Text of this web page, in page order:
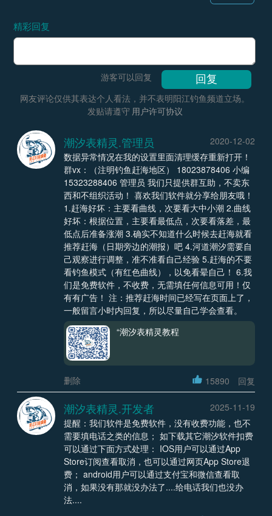
精彩回复
游客可以回复
网友评论仅供其表达个人看法，并不表明阳江钓鱼频道立场。
发贴请遵守 用户许可协议
潮汐表精灵.管理员
2020-12-02
数据异常情况在我的设置里面清理缓存重新打开！
群vx：（注明钓鱼赶海地区） 18023878406 小编
15323288406 管理员 我们只提供群互助，不卖东
西和不组织活动！ 喜欢我们软件就分享给朋友哦！
1.赶海好坏：主要看曲线，次要看大中小潮 2.曲线
好坏：根据位置，主要看最低点，次要看落差，最
低点后准备涨潮 3.确实不知道什么时候去赶海就看
推荐赶海（日期旁边的潮报）吧 4.河道潮汐需要自
己观察进行调整，准不准看自己经验 5.赶海的不要
看钓鱼模式（有红色曲线），以免看晕自己！ 6.我
们是免费软件，不收费，无需填任何信息可用！仅
有有广告！ 注：推荐赶海时间已经写在页面上了，
一般留言小时内回复，所以尽量自己学会查看。
“潮汐表精灵教程
删除 15890 回复
潮汐表精灵.开发者
2025-11-19
提醒：我们软件是免费软件，没有收费功能，也不
需要填电话之类的信息； 如下载其它潮汐软件扣费
可以通过下面方式处理： IOS用户可以通过App
Store订阅查看取消，也可以通过网页App Store退
费； android用户可以通过支付宝和微信查看取
消，如果没有那就没办法了....给电话我们也没办
法....